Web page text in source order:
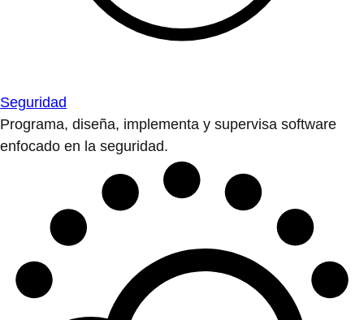
Seguridad
Programa, diseña, implementa y supervisa software
enfocado en la seguridad.